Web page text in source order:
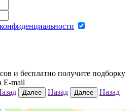
и бесплатно получите подборку
E-mail
Далее Назад Далее Назад